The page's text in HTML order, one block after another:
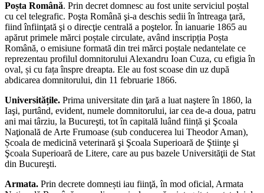
Poșta Română. Prin decret domnesc au fost unite serviciul poștal
cu cel telegrafic. Poşta Română şi-a deschis sedii în întreaga ţară,
fiind înfiinţată şi o direcţie centrală a poştelor. În ianuarie 1865 au
apărut primele mărci poștale circulate, având inscripția Poșta
Română, o emisiune formată din trei mărci poștale nedantelate ce
reprezentau profilul domnitorului Alexandru Ioan Cuza, cu efigia în
oval, și cu fața înspre dreapta. Ele au fost scoase din uz după
abdicarea domnitorului, din 11 februarie 1866.
Universitățile. Prima universitate din ţară a luat naştere în 1860, la
Iaşi, purtând, evident, numele domnitorului, iar cea de-a doua, patru
ani mai târziu, la Bucureşti, tot în capitală luând ființă şi Şcoala
Naţională de Arte Frumoase (sub conducerea lui Theodor Aman),
Școala de medicină veterinară şi Şcoala Superioară de Ştiinţe şi
Şcoala Superioară de Litere, care au pus bazele Universităţii de Stat
din Bucureşti.
Armata. Prin decrete domnești iau fiinţă, în mod oficial, Armata